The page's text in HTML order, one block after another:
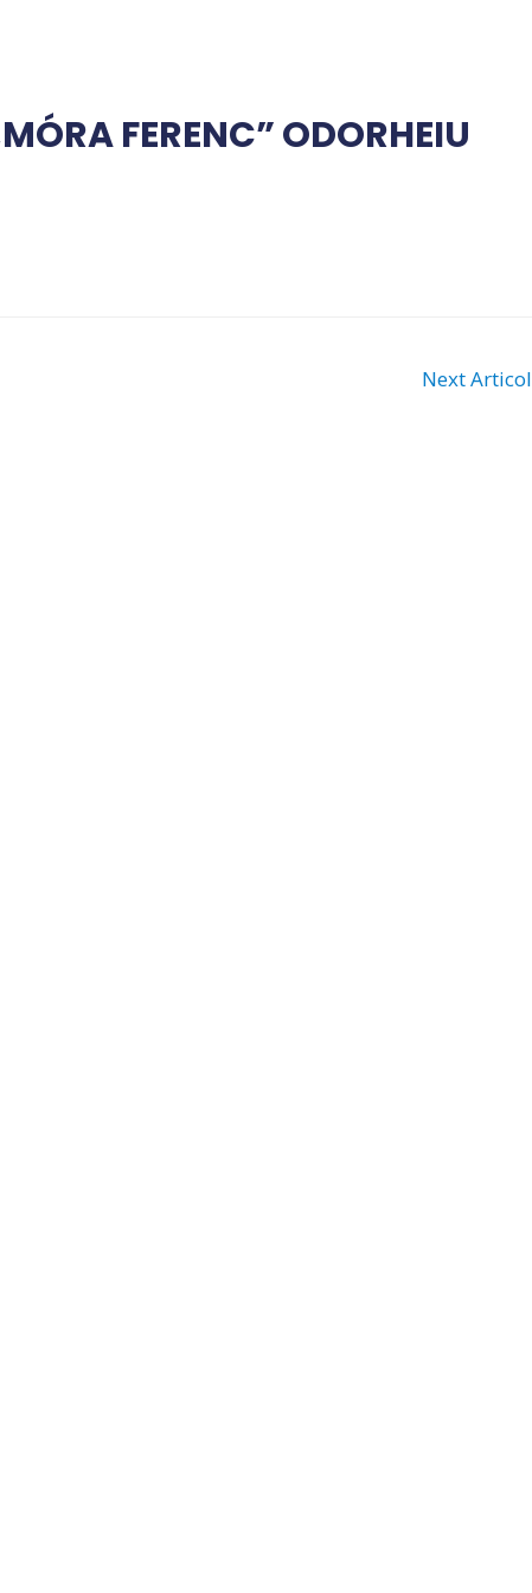
FERENC” ODORHEIU
Next Articol